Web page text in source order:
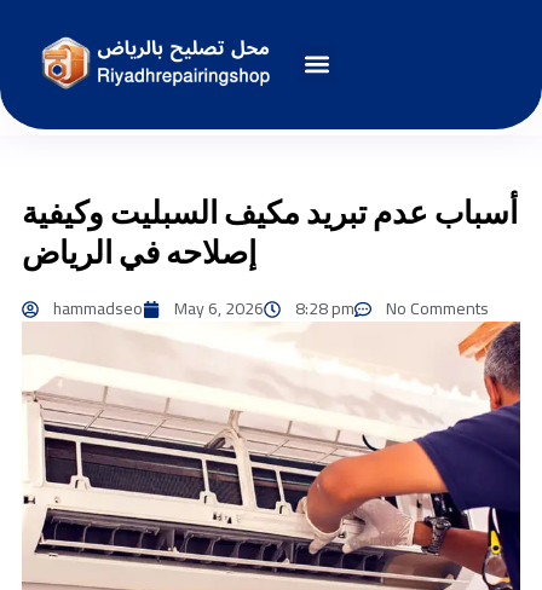
أسباب عدم تبريد مكيف السبليت وكيفية
إصلاحه في الرياض
hammadseo May 6, 2026 8:28 pm No Comments